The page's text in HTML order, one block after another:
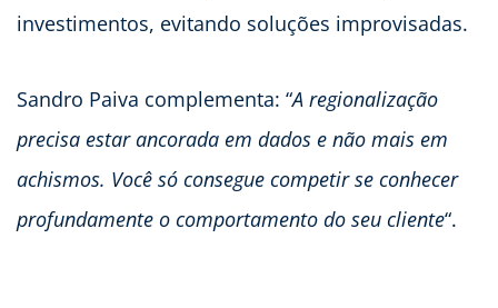
investimentos, evitando soluções improvisadas.
Sandro Paiva complementa: “A regionalização
precisa estar ancorada em dados e não mais em
achismos. Você só consegue competir se conhecer
profundamente o comportamento do seu cliente“.